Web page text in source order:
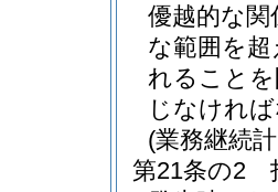
優越的な
な範囲を
れること
じなけれ
(業務継続
第21条の2